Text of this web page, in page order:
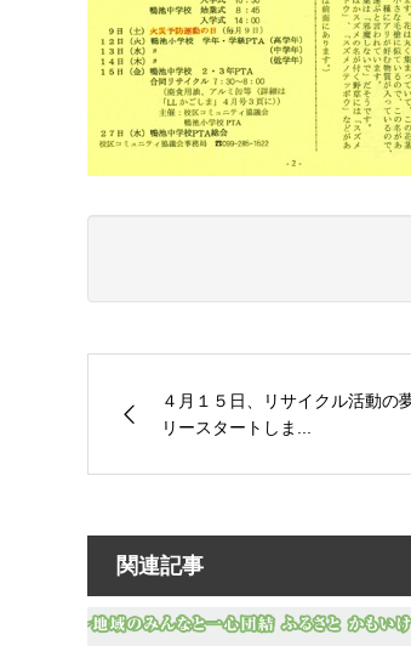
４月１５日、リサイクル活動の
リースタートしま...
関連記事